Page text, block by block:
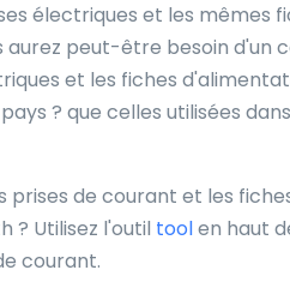
électriques et les mêmes
aurez peut-être besoin d'un
et les fiches
? que celles utilisées
prises de courant et les
? Utilisez l'outil toolen haut
courant.